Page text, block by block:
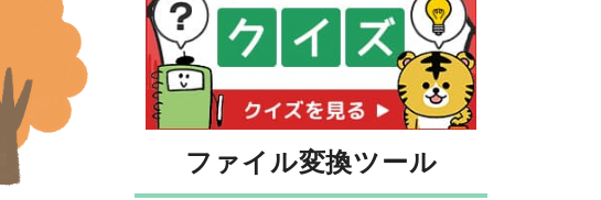
ファイル変換ツール